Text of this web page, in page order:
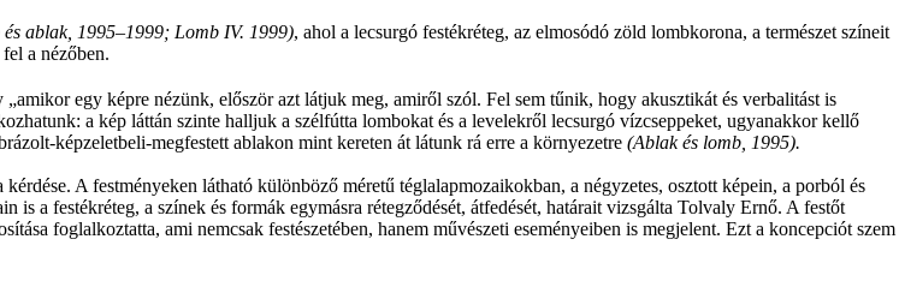
és ablak, 1995–1999; Lomb IV. 1999), ahol a lecsurgó festékréteg, az elmosódó zöld lombkorona, a természet színeit
a nézőben.
egy képre nézünk, először azt látjuk meg, amiről szól. Fel sem tűnik, hogy akusztikát és verbalitást is
a kép láttán szinte halljuk a szélfútta lombokat és a levelekről lecsurgó vízcseppeket, ugyanakkor kellő
képzeletbeli-megfestett ablakon mint kereten át látunk rá erre a környezetre (Ablak és lomb, 1995).
A festményeken látható különböző méretű téglalapmozaikokban, a négyzetes, osztott képein, a porból és
is a festékréteg, a színek és formák egymásra rétegződését, átfedését, határait vizsgálta Tolvaly Ernő. A festőt
foglalkoztatta, ami nemcsak festészetében, hanem művészeti eseményeiben is megjelent. Ezt a koncepciót szem